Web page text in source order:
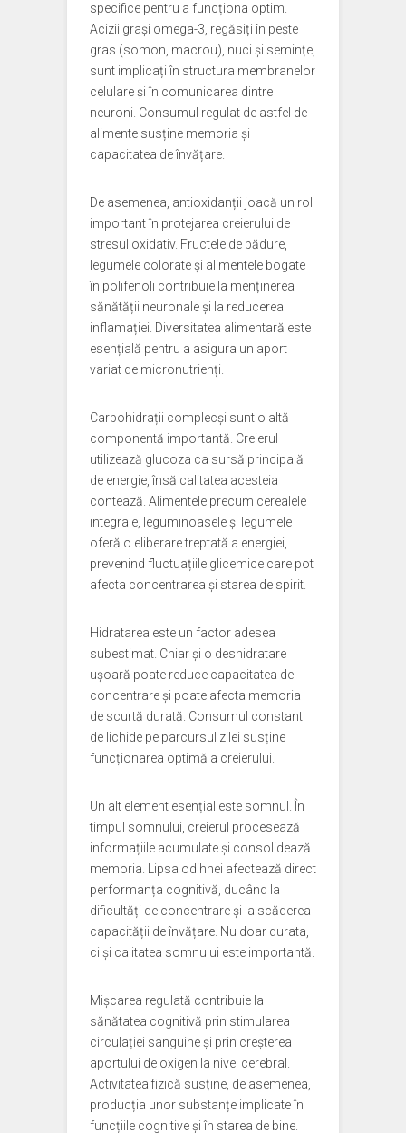
specifice pentru a funcționa optim.
Acizii grași omega-3, regăsiți în pește
gras (somon, macrou), nuci și semințe,
sunt implicați în structura membranelor
celulare și în comunicarea dintre
neuroni. Consumul regulat de astfel de
alimente susține memoria și
capacitatea de învățare.
De asemenea, antioxidanții joacă un rol
important în protejarea creierului de
stresul oxidativ. Fructele de pădure,
legumele colorate și alimentele bogate
în polifenoli contribuie la menținerea
sănătății neuronale și la reducerea
inflamației. Diversitatea alimentară este
esențială pentru a asigura un aport
variat de micronutrienți.
Carbohidrații complecși sunt o altă
componentă importantă. Creierul
utilizează glucoza ca sursă principală
de energie, însă calitatea acesteia
contează. Alimentele precum cerealele
integrale, leguminoasele și legumele
oferă o eliberare treptată a energiei,
prevenind fluctuațiile glicemice care pot
afecta concentrarea și starea de spirit.
Hidratarea este un factor adesea
subestimat. Chiar și o deshidratare
ușoară poate reduce capacitatea de
concentrare și poate afecta memoria
de scurtă durată. Consumul constant
de lichide pe parcursul zilei susține
funcționarea optimă a creierului.
Un alt element esențial este somnul. În
timpul somnului, creierul procesează
informațiile acumulate și consolidează
memoria. Lipsa odihnei afectează direct
performanța cognitivă, ducând la
dificultăți de concentrare și la scăderea
capacității de învățare. Nu doar durata,
ci și calitatea somnului este importantă.
Mișcarea regulată contribuie la
sănătatea cognitivă prin stimularea
circulației sanguine și prin creșterea
aportului de oxigen la nivel cerebral.
Activitatea fizică susține, de asemenea,
producția unor substanțe implicate în
funcțiile cognitive și în starea de bine.